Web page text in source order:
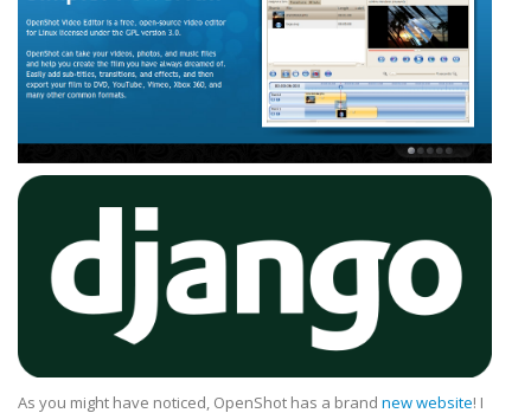
As you might have noticed, OpenShot has a brand new website! I